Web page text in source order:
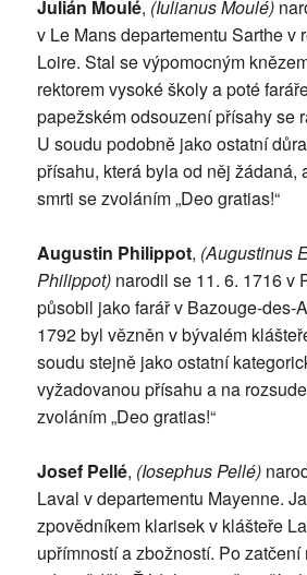
Julián Moulé, (Iulianus Moulé)
v Le Mans departementu Sarthe v
Loire. Stal se výpomocným
rektorem vysoké školy a poté
papežském odsouzení přísahy se
U soudu podobně jako ostatní
přísahu, která byla od něj žádaná,
smrti se zvoláním „Deo gratias!“
Augustin Philippot, (Augustinus
Philippot)narodil se 11. 6. 1716 v
působil jako farář v Bazouge-des-
1792 byl vězněn v bývalém
soudu stejně jako ostatní
vyžadovanou přísahu a na
zvoláním „Deo gratias!“
Josef Pellé, (Iosephus Pellé)
Laval v departementu Mayenne.
zpovědníkem klarisek v klášteře
upřímností a zbožností. Po